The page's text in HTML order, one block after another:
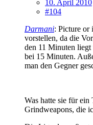
10. April 2010
#104
Darmani: Picture or
vorstellen, da die
den 11 Minuten
bei 15 Minuten.
man den Gegner
Was hatte sie für ein
Grindweapons, die